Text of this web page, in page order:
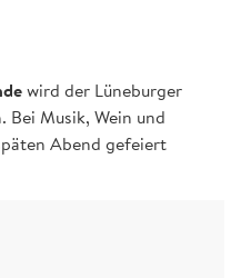
wird der Lüneburger
Bei Musik, Wein und
Abend gefeiert